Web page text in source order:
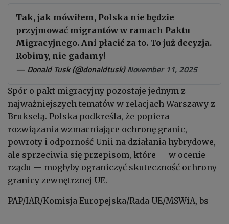
Tak, jak mówiłem, Polska nie będzie
przyjmować migrantów w ramach Paktu
Migracyjnego. Ani płacić za to. To już decyzja.
Robimy, nie gadamy!
— Donald Tusk (@donaldtusk)November 11, 2025
Spór o pakt migracyjny pozostaje jednym z
najważniejszych tematów w relacjach Warszawy z
Brukselą. Polska podkreśla, że popiera
rozwiązania wzmacniające ochronę granic,
powroty i odporność Unii na działania hybrydowe,
ale sprzeciwia się przepisom, które — w ocenie
rządu — mogłyby ograniczyć skuteczność ochrony
granicy zewnętrznej UE.
PAP/IAR/Komisja Europejska/Rada UE/MSWiA, bs